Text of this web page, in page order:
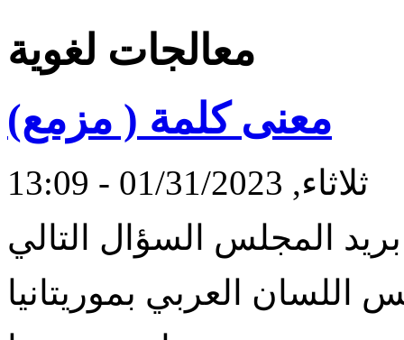
معالجات لغوية
معنى كلمة ( مزمع)
ثلاثاء, 01/31/2023 - 13:09
اللسان العربي بموريتانيا